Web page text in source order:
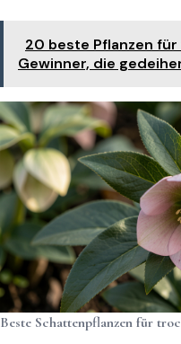
20 beste Pflanzen
Gewinner, die
Beste Schattenpflanzen für